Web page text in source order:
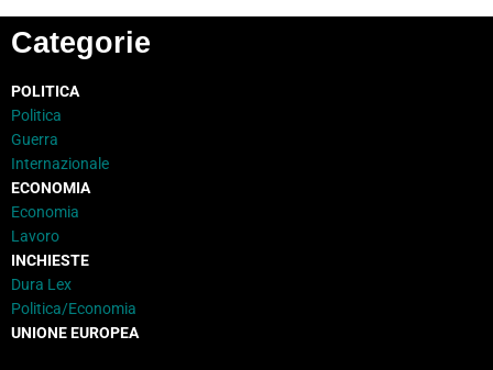
Categorie
POLITICA
Politica
Guerra
Internazionale
ECONOMIA
Economia
Lavoro
INCHIESTE
Dura Lex
Politica/Economia
UNIONE EUROPEA